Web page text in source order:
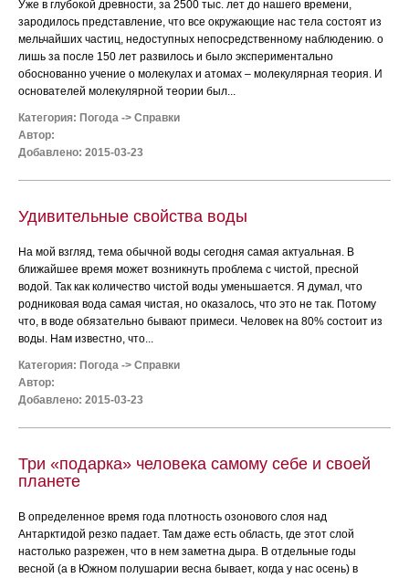
Уже в глубокой древности, за 2500 тыс. лет до нашего времени,
зародилось представление, что все окружающие нас тела состоят из
мельчайших частиц, недоступных непосредственному наблюдению. о
лишь за после 150 лет развилось и было экспериментально
обоснованно учение о молекулах и атомах – молекулярная теория. И
основателей молекулярной теории был...
Категория: Погода -> Справки
Автор:
Добавлено: 2015-03-23
Удивительные свойства воды
На мой взгляд, тема обычной воды сегодня самая актуальная. В
ближайшее время может возникнуть проблема с чистой, пресной
водой. Так как количество чистой воды уменьшается. Я думал, что
родниковая вода самая чистая, но оказалось, что это не так. Потому
что, в воде обязательно бывают примеси. Человек на 80% состоит из
воды. Нам известно, что...
Категория: Погода -> Справки
Автор:
Добавлено: 2015-03-23
Три «подарка» человека самому себе и своей
планете
В определенное время года плотность озонового слоя над
Антарктидой резко падает. Там даже есть область, где этот слой
настолько разрежен, что в нем заметна дыра. В отдельные годы
весной (а в Южном полушарии весна бывает, когда у нас осень) в